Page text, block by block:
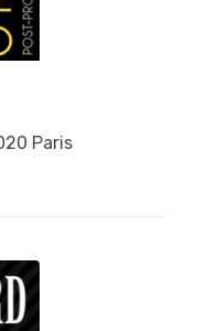
Paris